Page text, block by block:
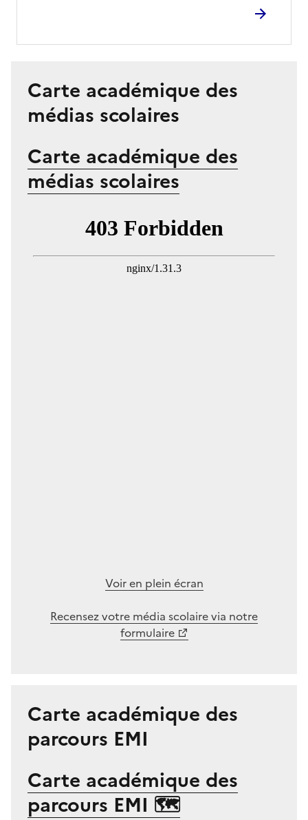
Carte académique des
médias scolaires
Carte académique des
médias scolaires
Voir en plein écran
Recensez votre média scolaire via notre
formulaire
Carte académique des
parcours EMI
Carte académique des
parcours EMI 🗺️